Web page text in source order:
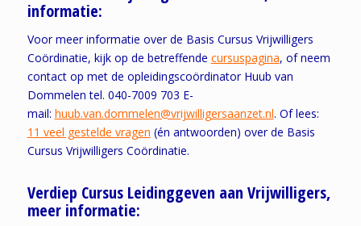
informatie:
Voor meer informatie over de Basis Cursus Vrijwilligers
Coördinatie, kijk op de betreffende cursuspagina, of neem
contact op met de opleidingscoördinator Huub van
Dommelen tel. 040-7009 703 E-
mail: huub.van.dommelen@vrijwilligersaanzet.nl. Of lees:
11 veel gestelde vragen (én antwoorden) over de Basis
Cursus Vrijwilligers Coördinatie.
Verdiep Cursus Leidinggeven aan Vrijwilligers,
meer informatie: